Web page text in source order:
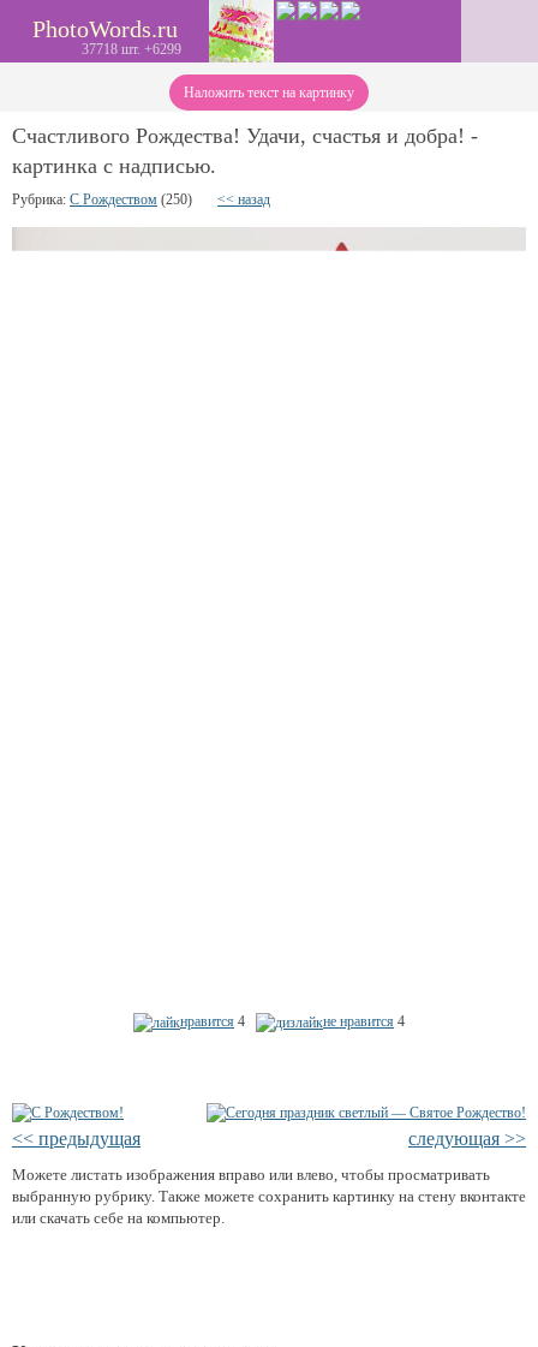
PhotoWords.ru
37718 шт. +6299
Наложить текст на картинку
Счастливого Рождества! Удачи, счастья и добра! -
картинка с надписью.
Рубрика: С Рождеством (250) << назад
нравится 4 не нравится 4
<< предыдущая следующая >>
Можете листать изображения вправо или влево, чтобы просматривать
выбранную рубрику. Также можете сохранить картинку на стену вконтакте
или скачать себе на компьютер.